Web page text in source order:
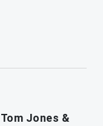
Jones &